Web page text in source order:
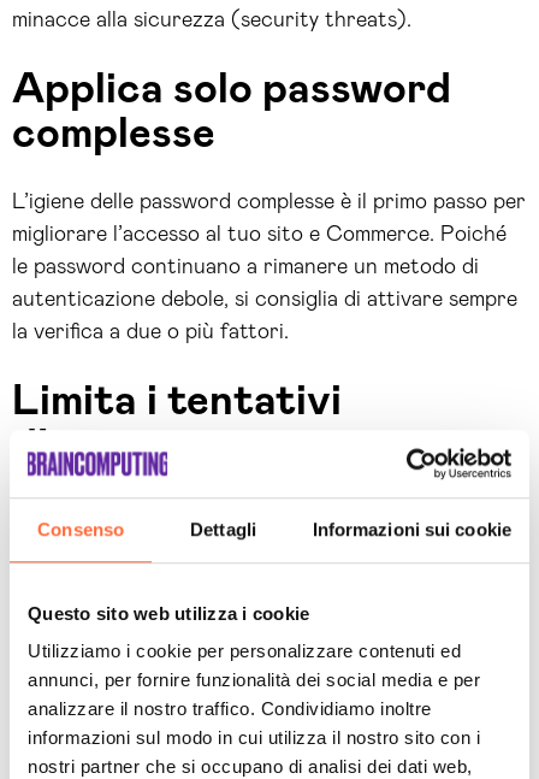
Consenso Dettagli Informazioni sui cookie
Questo sito web utilizza i cookie
Utilizziamo i cookie per personalizzare contenuti ed
annunci, per fornire funzionalità dei social media e per
analizzare il nostro traffico. Condividiamo inoltre
informazioni sul modo in cui utilizza il nostro sito con i
nostri partner che si occupano di analisi dei dati web,
minacce alla sicurezza (security threats).
Applica solo password
complesse
L’igiene delle password complesse è il primo passo per
migliorare l’accesso al tuo sito e Commerce. Poiché
le password continuano a rimanere un metodo di
autenticazione debole, si consiglia di attivare sempre
la verifica a due o più fattori.
Limita i tentativi
d’accesso
possibili attacchi cyber, è importante limitare i
localizzata all’interno della piattaforma e-commerce
sotto forma di plug-in o come soluzione di parti
terze.
E commerce Security: